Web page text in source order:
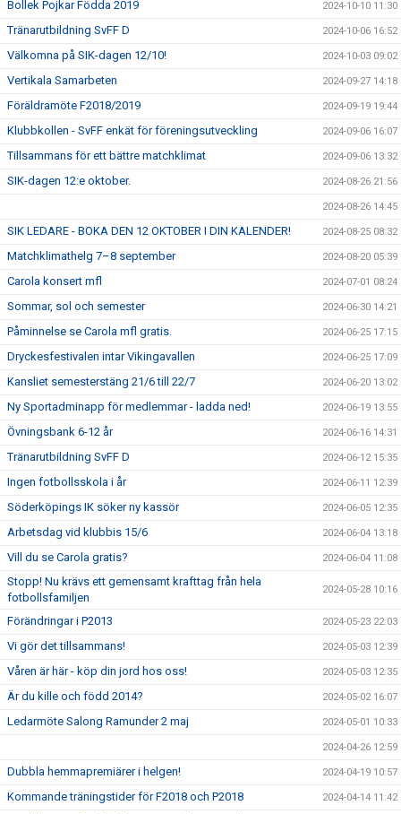
Bollek Pojkar Födda 2019 2024-10-10 11:30
Tränarutbildning SvFF D 2024-10-06 16:52
Välkomna på SIK-dagen 12/10! 2024-10-03 09:02
Vertikala Samarbeten 2024-09-27 14:18
Föräldramöte F2018/2019 2024-09-19 19:44
Klubbkollen - SvFF enkät för föreningsutveckling 2024-09-06 16:07
Tillsammans för ett bättre matchklimat 2024-09-06 13:32
SIK-dagen 12:e oktober. 2024-08-26 21:56
2024-08-26 14:45
SIK LEDARE - BOKA DEN 12 OKTOBER I DIN KALENDER! 2024-08-25 08:32
Matchklimathelg 7–8 september 2024-08-20 05:39
Carola konsert mfl 2024-07-01 08:24
Sommar, sol och semester 2024-06-30 14:21
Påminnelse se Carola mfl gratis. 2024-06-25 17:15
Dryckesfestivalen intar Vikingavallen 2024-06-25 17:09
Kansliet semesterstäng 21/6 till 22/7 2024-06-20 13:02
Ny Sportadminapp för medlemmar - ladda ned! 2024-06-19 13:55
Övningsbank 6-12 år 2024-06-16 14:31
Tränarutbildning SvFF D 2024-06-12 15:35
Ingen fotbollsskola i år 2024-06-11 12:39
Söderköpings IK söker ny kassör 2024-06-05 12:35
Arbetsdag vid klubbis 15/6 2024-06-04 13:18
Vill du se Carola gratis? 2024-06-04 11:08
Stopp! Nu krävs ett gemensamt krafttag från hela
fotbollsfamiljen
2024-05-28 10:16
Förändringar i P2013 2024-05-23 22:03
Vi gör det tillsammans! 2024-05-03 12:39
Våren är här - köp din jord hos oss! 2024-05-03 12:35
Är du kille och född 2014? 2024-05-02 16:07
Ledarmöte Salong Ramunder 2 maj 2024-05-01 10:33
2024-04-26 12:59
Dubbla hemmapremiärer i helgen! 2024-04-19 10:57
Kommande träningstider för F2018 och P2018 2024-04-14 11:42